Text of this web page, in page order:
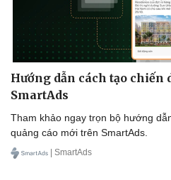
Hướng dẫn cách tạo chiến
SmartAds
Tham khảo ngay trọn bộ hướng
quảng cáo mới trên SmartAds.
| SmartAds